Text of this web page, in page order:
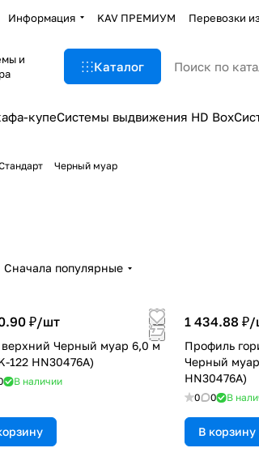
Информация KAV ПРЕМИУМ Перевозки
и
Каталог
купеСистемы выдвижения HD Box
Черный муар
Сначала популярные
₽/шт
верхний Черный муар 6,0 м
122 HN30476A)
В наличии
1 434.88 ₽/
Профиль
Черный
HN30476A)
0 0 В
В корзину